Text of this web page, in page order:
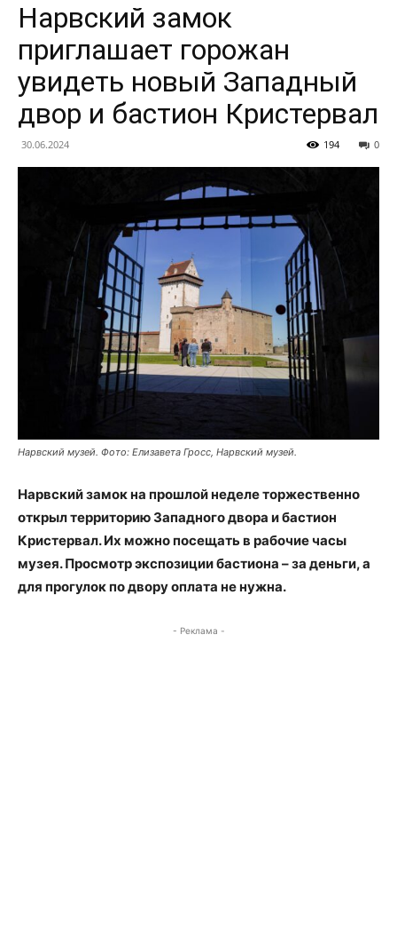
Нарвский замок
приглашает горожан
увидеть новый Западный
двор и бастион Кристервал
30.06.2024 0
194
Нарвский музей. Фото: Елизавета Гросс, Нарвский музей.
Нарвский замок на прошлой неделе торжественно
открыл территорию Западного двора и бастион
Кристервал.Их можно посещать в рабочие часы
музея. Просмотр экспозиции бастиона – за деньги, а
для прогулок по двору оплата не нужна.
- Реклама -